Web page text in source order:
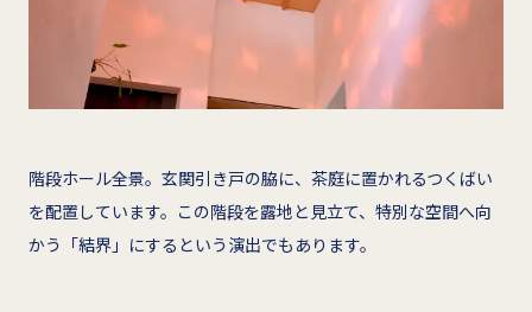
階段ホール全景。玄関引き戸の脇に、茶庭に置かれるつくばい
を配置しています。この階段を露地と見立て、特別な空間へ向
かう「結界」にするという演出でもあります。